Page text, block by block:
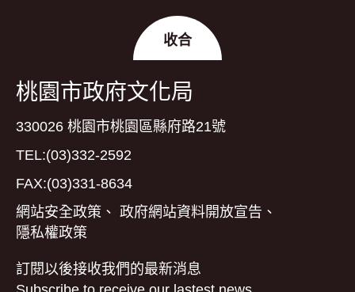
收合
桃園市政府文化局
330026 桃園市桃園區縣府路21號
TEL:(03)332-2592
FAX:(03)331-8634
網站安全政策 、 政府網站資料開放宣告 、
隱私權政策
訂閱以後接收我們的最新消息